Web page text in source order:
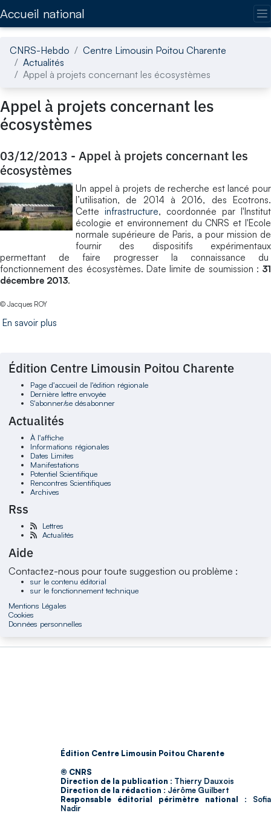
Accueil national
CNRS-Hebdo
Centre Limousin Poitou Charente
Actualités
Appel à projets concernant les écosystèmes
Appel à projets concernant les
écosystèmes
03/12/2013 - Appel à projets concernant les
écosystèmes
Un appel à projets de recherche est lancé pour
l’utilisation, de 2014 à 2016, des Ecotrons.
Cette infrastructure, coordonnée par l'Institut
écologie et environnement du CNRS et l'Ecole
normale supérieure de Paris, a pour mission de
fournir des dispositifs expérimentaux
permettant de faire progresser la connaissance du
fonctionnement des écosystèmes. Date limite de soumission : 31
décembre 2013.
© Jacques ROY
En savoir plus
Édition Centre Limousin Poitou Charente
Page d'accueil de l'édition régionale
Dernière lettre envoyée
S'abonner/se désabonner
Actualités
À l'affiche
Informations régionales
Dates Limites
Manifestations
Potentiel Scientifique
Rencontres Scientifiques
Archives
Rss
Lettres
Actualités
Aide
Contactez-nous pour toute suggestion ou problème :
sur le contenu éditorial
sur le fonctionnement technique
Mentions Légales
Cookies
Données personnelles
Édition Centre Limousin Poitou Charente
© CNRS
Direction de la publication : Thierry Dauxois
Direction de la rédaction : Jérôme Guilbert
Responsable éditorial périmètre national : Sofia
Nadir